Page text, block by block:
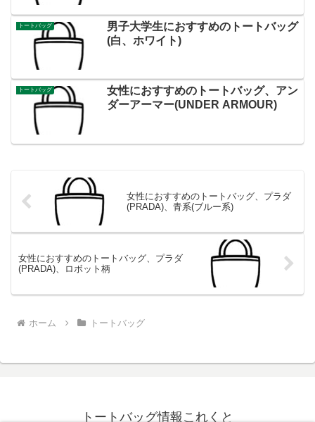
トートバッグ
男子大学生におすすめのトートバッグ
(白、ホワイト)
トートバッグ
女性におすすめのトートバッグ、アン
ダーアーマー(UNDER ARMOUR)
女性におすすめのトートバッグ、プラダ
(PRADA)、青系(ブルー系)
女性におすすめのトートバッグ、プラダ
(PRADA)、ロボット柄
ホーム トートバッグ
トートバッグ情報これくと